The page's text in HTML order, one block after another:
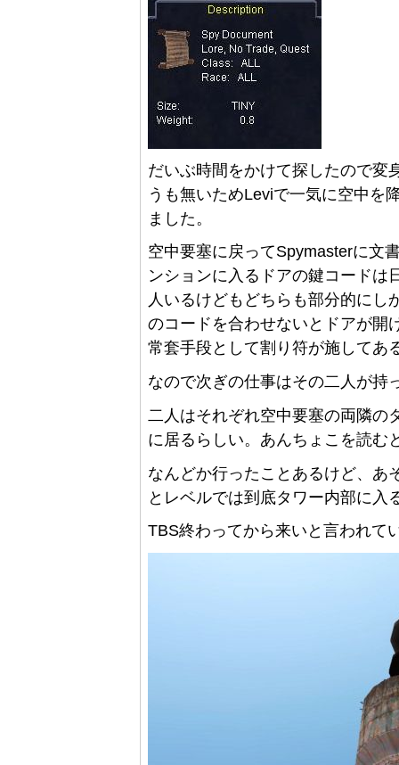
だいぶ時間をかけて探したので変
うも無いためLeviで一気に空中を
ました。
空中要塞に戻ってSpymasterに文
ンションに入るドアの鍵コードは
人いるけどもどちらも部分的にし
のコードを合わせないとドアが開
常套手段として割り符が施してあ
なので次ぎの仕事はその二人が持
二人はそれぞれ空中要塞の両隣の
に居るらしい。あんちょこを読
なんどか行ったことあるけど、あ
とレベルでは到底タワー内部に入
TBS終わってから来いと言われて